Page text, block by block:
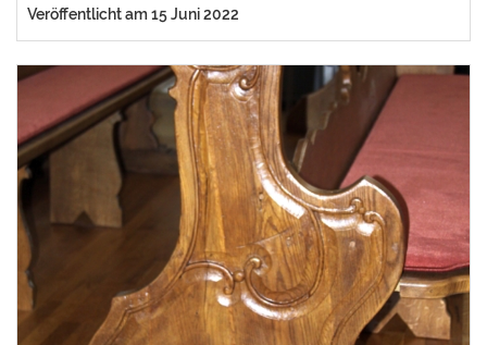
Veröffentlicht am 15 Juni 2022